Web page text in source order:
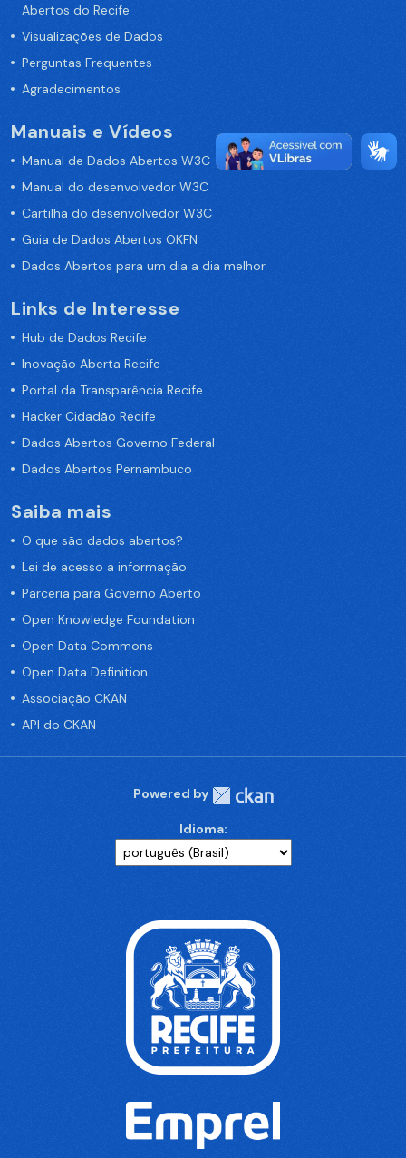
Abertos do Recife
Visualizações de Dados
Perguntas Frequentes
Agradecimentos
Manuais e Vídeos
Manual de Dados Abertos W3C
Manual do desenvolvedor W3C
Cartilha do desenvolvedor W3C
Guia de Dados Abertos OKFN
Dados Abertos para um dia a dia melhor
Links de Interesse
Hub de Dados Recife
Inovação Aberta Recife
Portal da Transparência Recife
Hacker Cidadão Recife
Dados Abertos Governo Federal
Dados Abertos Pernambuco
Saiba mais
O que são dados abertos?
Lei de acesso a informação
Parceria para Governo Aberto
Open Knowledge Foundation
Open Data Commons
Open Data Definition
Associação CKAN
API do CKAN
Powered by
Idioma